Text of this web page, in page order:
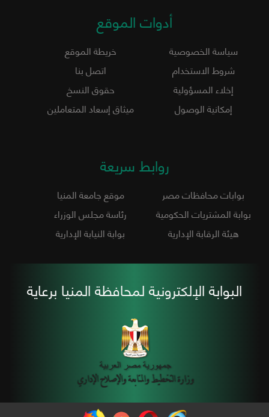
أدوات الموقع
سياسة الخصوصية
خريطة الموقع
شروط الاستخدام
اتصل بنا
إخلاء المسؤولية
حقوق النسخ
إمكانية الوصول
ميثاق إسعاد المتعاملين
روابط سريعة
بوابات محافظات مصر
موقع جامعة المنيا
بوابة المشتريات الحكومية
رئاسة مجلس الوزراء
هيئة الرقابة الإدارية
بوابة النيابة الإدارية
البوابة الإلكترونية لمحافظة المنيا برعاية